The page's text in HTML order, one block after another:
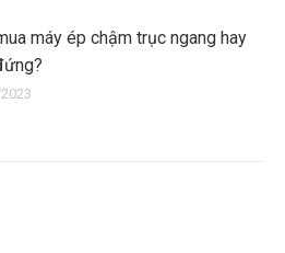
máy ép chậm trục ngang hay